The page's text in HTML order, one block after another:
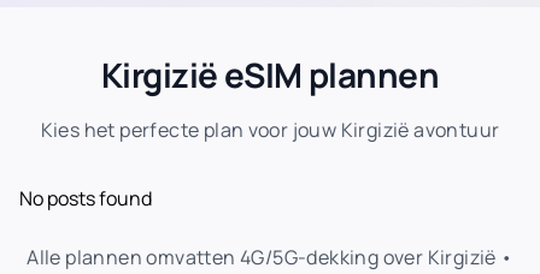
Kirgizië eSIM plannen
Kies het perfecte plan voor jouw Kirgizië avontuur
No posts found
Alle plannen omvatten 4G/5G-dekking over Kirgizië •